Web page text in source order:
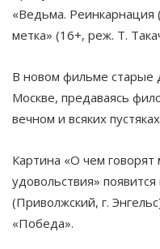
«Ведьма. Реинкарнация
метка» (16+, реж. Т.
В новом фильме старые
Москве, предаваясь
вечном и всяких
Картина «О чем
удовольствия»
(Приволжский, г.
«Победа».